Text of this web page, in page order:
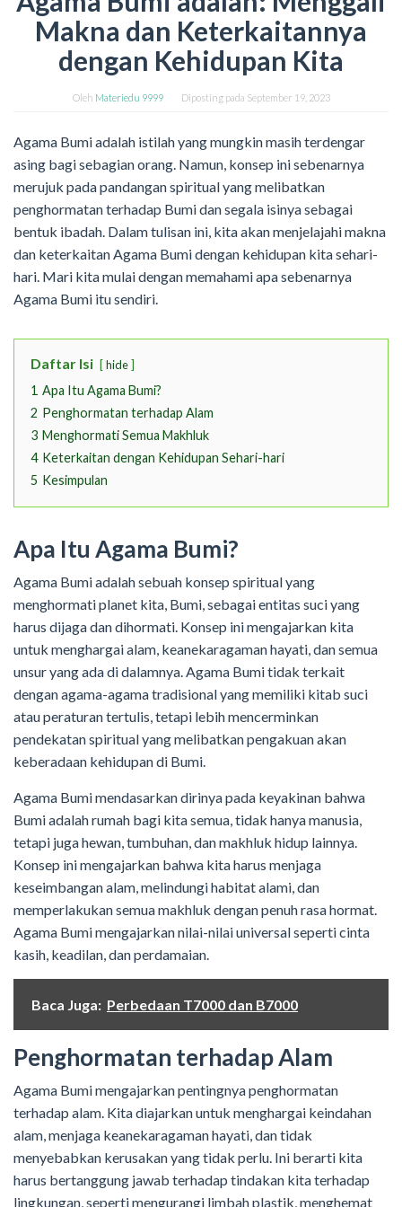
Makna dan Keterkaitannya
dengan Kehidupan Kita
Oleh Materiedu 9999 Diposting pada September 19, 2023
Agama Bumi adalah istilah yang mungkin masih terdengar
asing bagi sebagian orang. Namun, konsep ini sebenarnya
merujuk pada pandangan spiritual yang melibatkan
penghormatan terhadap Bumi dan segala isinya sebagai
bentuk ibadah. Dalam tulisan ini, kita akan menjelajahi makna
dan keterkaitan Agama Bumi dengan kehidupan kita sehari-
hari. Mari kita mulai dengan memahami apa sebenarnya
Agama Bumi itu sendiri.
Daftar Isi hide
1 Apa Itu Agama Bumi?
2 Penghormatan terhadap Alam
3 Menghormati Semua Makhluk
4 Keterkaitan dengan Kehidupan Sehari-hari
5 Kesimpulan
Apa Itu Agama Bumi?
Agama Bumi adalah sebuah konsep spiritual yang
menghormati planet kita, Bumi, sebagai entitas suci yang
harus dijaga dan dihormati. Konsep ini mengajarkan kita
untuk menghargai alam, keanekaragaman hayati, dan semua
unsur yang ada di dalamnya. Agama Bumi tidak terkait
dengan agama-agama tradisional yang memiliki kitab suci
atau peraturan tertulis, tetapi lebih mencerminkan
pendekatan spiritual yang melibatkan pengakuan akan
keberadaan kehidupan di Bumi.
Agama Bumi mendasarkan dirinya pada keyakinan bahwa
Bumi adalah rumah bagi kita semua, tidak hanya manusia,
tetapi juga hewan, tumbuhan, dan makhluk hidup lainnya.
Konsep ini mengajarkan bahwa kita harus menjaga
keseimbangan alam, melindungi habitat alami, dan
memperlakukan semua makhluk dengan penuh rasa hormat.
Agama Bumi mengajarkan nilai-nilai universal seperti cinta
kasih, keadilan, dan perdamaian.
Baca Juga: Perbedaan T7000 dan B7000
Penghormatan terhadap Alam
Agama Bumi mengajarkan pentingnya penghormatan
terhadap alam. Kita diajarkan untuk menghargai keindahan
alam, menjaga keanekaragaman hayati, dan tidak
menyebabkan kerusakan yang tidak perlu. Ini berarti kita
harus bertanggung jawab terhadap tindakan kita terhadap
lingkungan, seperti mengurangi limbah plastik, menghemat